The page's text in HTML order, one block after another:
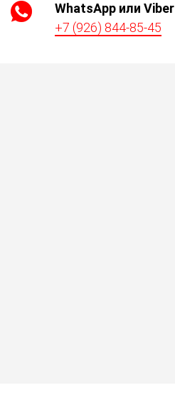
WhatsApp или Viber
+7 (926) 844-85-45